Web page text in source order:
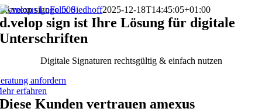
Zum
Inhalt
springen
d.velop signFelix Siedhoff2025-12-18T14:45:05+01:00
d.velop sign ist Ihre Lösung für digitale
Unterschriften
Digitale Signaturen rechtsgültig & einfach nutzen
anfordern
erfahren
Diese Kunden vertrauen amexus